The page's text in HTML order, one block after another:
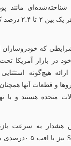
مانند
بی‌‌‌ام‌‌‌و و
که خودروسازان
در بازار آمریکا تحت
هیچ‌‌‌گونه
متحده هستند و با
هشدار به سرعت